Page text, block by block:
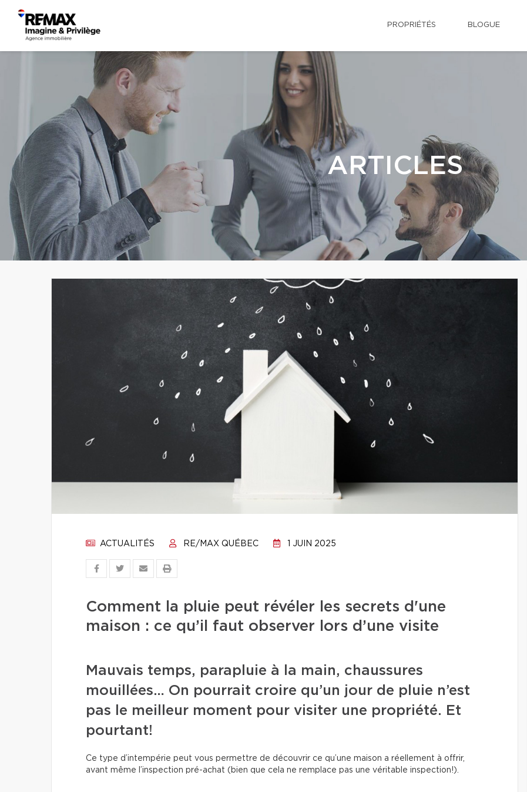
PROPRIÉTÉS BLOGUE
ARTICLES
ACTUALITÉS RE/MAX QUÉBEC 1 JUIN 2025
Comment la pluie peut révéler les secrets d'une
maison : ce qu’il faut observer lors d’une visite
Mauvais temps, parapluie à la main, chaussures
mouillées… On pourrait croire qu’un jour de pluie n’est
pas le meilleur moment pour visiter une propriété. Et
pourtant!
Ce type d’intempérie peut vous permettre de découvrir ce qu’une maison a réellement à offrir,
avant même l’inspection pré-achat (bien que cela ne remplace pas une véritable inspection!).